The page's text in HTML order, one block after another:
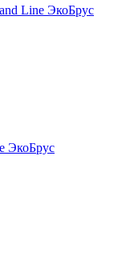
Line ЭкоБрус
ЭкоБрус